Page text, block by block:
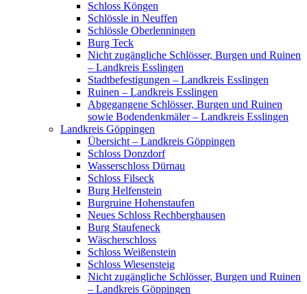
Schloss Köngen
Schlössle in Neuffen
Schlössle Oberlenningen
Burg Teck
Nicht zugängliche Schlösser, Burgen und Ruinen
– Landkreis Esslingen
Stadtbefestigungen – Landkreis Esslingen
Ruinen – Landkreis Esslingen
Abgegangene Schlösser, Burgen und Ruinen
sowie Bodendenkmäler – Landkreis Esslingen
Landkreis Göppingen
Übersicht – Landkreis Göppingen
Schloss Donzdorf
Wasserschloss Dürnau
Schloss Filseck
Burg Helfenstein
Burgruine Hohenstaufen
Neues Schloss Rechberghausen
Burg Staufeneck
Wäscherschloss
Schloss Weißenstein
Schloss Wiesensteig
Nicht zugängliche Schlösser, Burgen und Ruinen
– Landkreis Göppingen